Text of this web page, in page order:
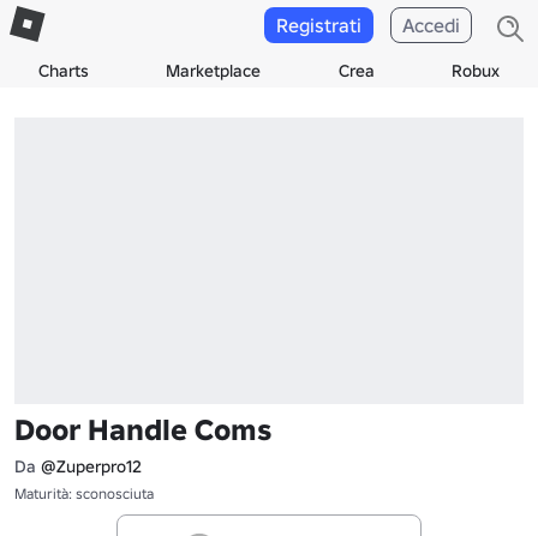
Charts Marketplace Crea Robux
Registrati Accedi
Door Handle Coms
Da @Zuperpro12
Maturità: sconosciuta